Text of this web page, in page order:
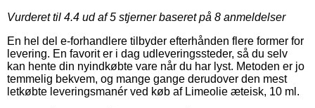
Vurderet til 4.4 ud af 5 stjerner baseret på 8 anmeldelser
En hel del e-forhandlere tilbyder efterhånden flere former for
levering. En favorit er i dag udleveringssteder, så du selv
kan hente din nyindkøbte vare når du har lyst. Metoden er jo
temmelig bekvem, og mange gange derudover den mest
letkøbte leveringsmanér ved køb af Limeolie æteisk, 10 ml.